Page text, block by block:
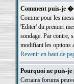
Comment puis-je
Comme pour les
'Editer' du premier
sondage. Par
modifiant les options
Revenir en haut de
Pourquoi ne puis-
Certains forums